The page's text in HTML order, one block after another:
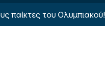
του Ολυμπιακού!